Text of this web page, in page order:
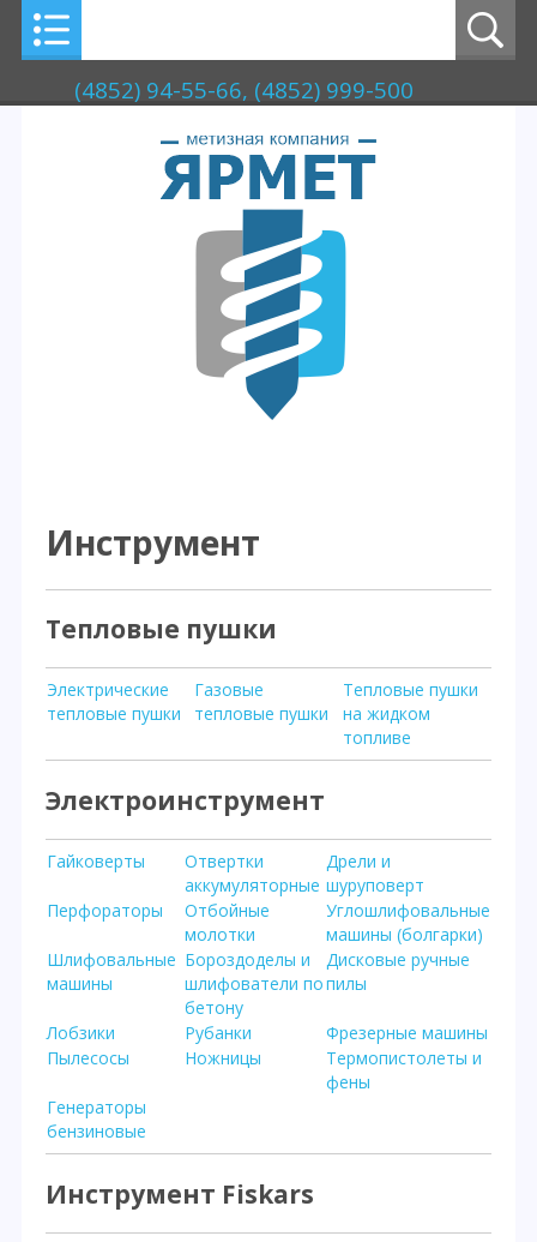
(4852) 94-55-66, (4852) 999-500
Инструмент
Тепловые пушки
Электрические
тепловые пушки
Газовые
тепловые пушки
Тепловые пушки
на жидком
топливе
Электроинструмент
Гайковерты
Отвертки
аккумуляторные
Дрели и
шуруповерт
Перфораторы
Отбойные
молотки
Углошлифовальные
машины (болгарки)
Шлифовальные
машины
Бороздоделы и
шлифователи по
бетону
Дисковые ручные
пилы
Лобзики Рубанки
Фрезерные машины
Пылесосы
Ножницы
Термопистолеты и
фены
Генераторы
бензиновые
Инструмент Fiskars